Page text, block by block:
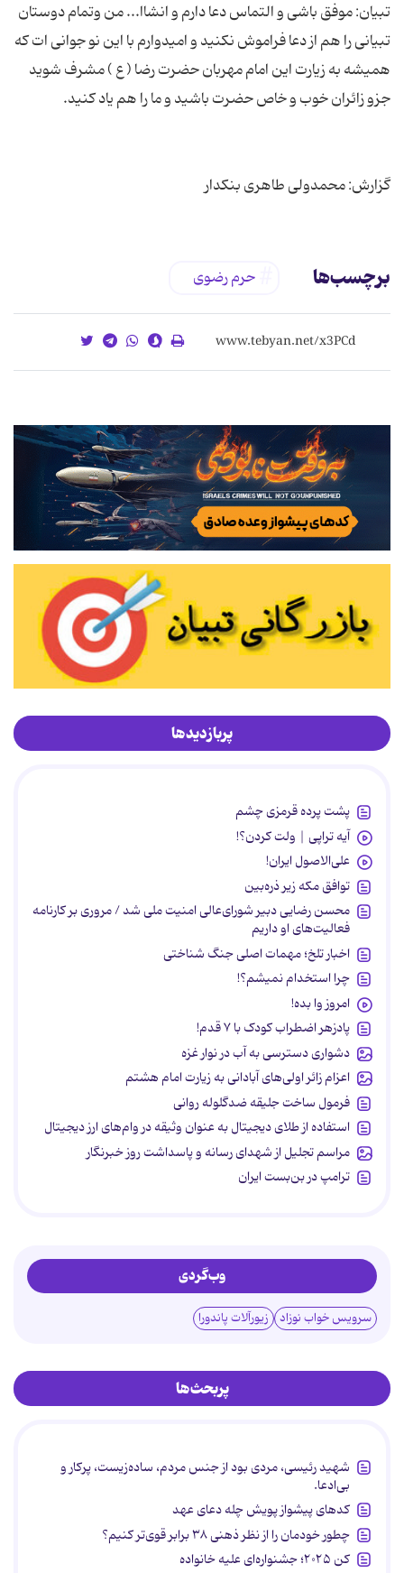
تبیان: موفق باشی و التماس دعا دارم و انشاا... من وتمام دوستان
تبیانی را هم از دعا فراموش نکنید و امیدوارم با این نو جوانی ات که
همیشه به زیارت این امام مهربان حضرت رضا ( ع ) مشرف شوید
گزارش: محمدولی طاهری بنکدار
برچسب‌ها حرم رضوی
پربازدیدها
پشت پرده قرمزی چشم
آیه تراپی | ولت کردن؟!
علی‌الاصول ایران!
توافق مکه زیر ذره‌بین
محسن رضایی دبیر شورای‌عالی امنیت ملی شد / مروری بر کارنامه
فعالیت‌های او داریم
اخبار تلخ؛ مهمات اصلی جنگ شناختی
چرا استخدام نمیشم؟!
امروز وا بده!
پادزهر اضطراب کودک با ۷ قدم!
دشواری دسترسی به آب در نوار غزه
اعزام زائر اولی‌های آبادانی به زیارت امام هشتم
فرمول ساخت جلیقه ضدگلوله روانی
استفاده از طلای دیجیتال به عنوان وثیقه در وام‌های ارز دیجیتال
مراسم تجلیل از شهدای رسانه و پاسداشت روز خبرنگار
ترامپ در بن‌بست ایران
وب‌گردی
سرویس خواب نوزاد زیورآلات پاندورا
پربحث‌ها
شهید رئیسی، مردی بود از جنس مردم، ساده‌زیست، پرکار و
بی‌ادعا.
کدهای پیشواز پویش چله دعای عهد
چطور خودمان را از نظر ذهنی ۳۸ برابر قوی‌تر کنیم؟
کن ۲۰۲۵؛ جشنواره‌ای علیه خانواده